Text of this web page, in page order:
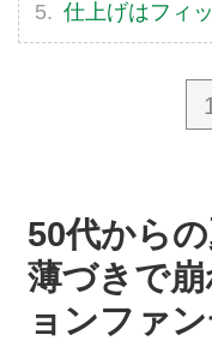
仕上げはフィ
50代からの
薄づきで
ョンファ